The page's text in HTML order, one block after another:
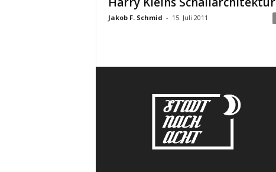
Jakob F. Schmid - 15. Juli 2011